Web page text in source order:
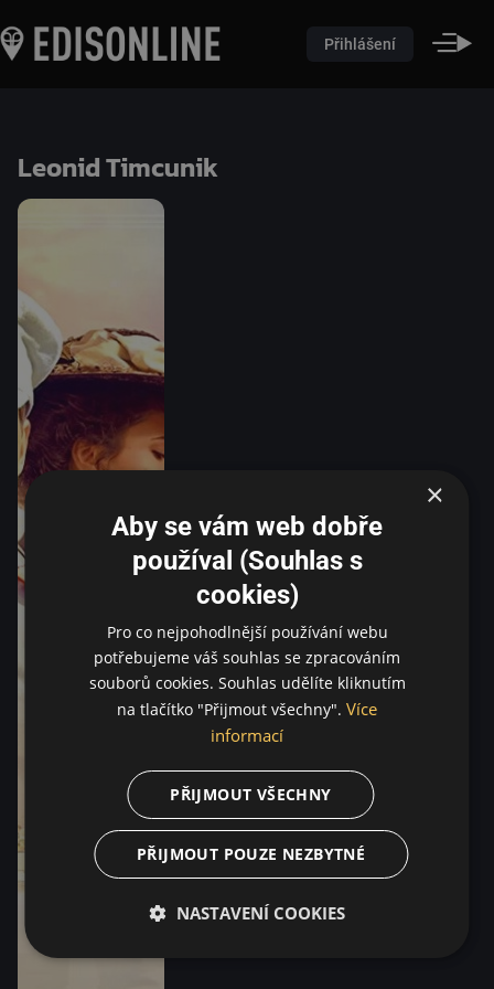
Přihlášení
Leonid Timcunik
×
Aby se vám web dobře
používal (Souhlas s
cookies)
Pro co nejpohodlnější používání webu
potřebujeme váš souhlas se zpracováním
souborů cookies. Souhlas udělíte kliknutím
na tlačítko "Přijmout všechny". Více
informací
PŘIJMOUT VŠECHNY
PŘIJMOUT POUZE NEZBYTNÉ
NASTAVENÍ COOKIES